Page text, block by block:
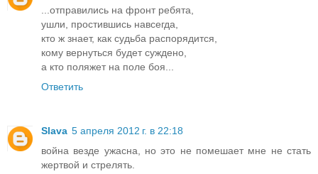
...отправились на фронт ребята,
ушли, простившись навсегда,
кто ж знает, как судьба распорядится,
кому вернуться будет суждено,
а кто поляжет на поле боя...
Ответить
Slava 5 апреля 2012 г. в 22:18
война везде ужасна, но это не помешает мне не стать
жертвой и стрелять.